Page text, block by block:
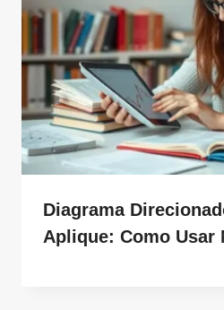
Diagrama
Aplique: Como Usar